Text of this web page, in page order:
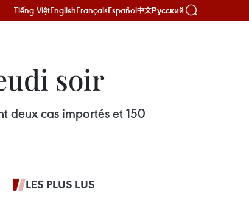
Tiếng ViệtEnglishFrançaisEspañol中文Русский
soir
deux cas importés et 150
LES PLUS LUS